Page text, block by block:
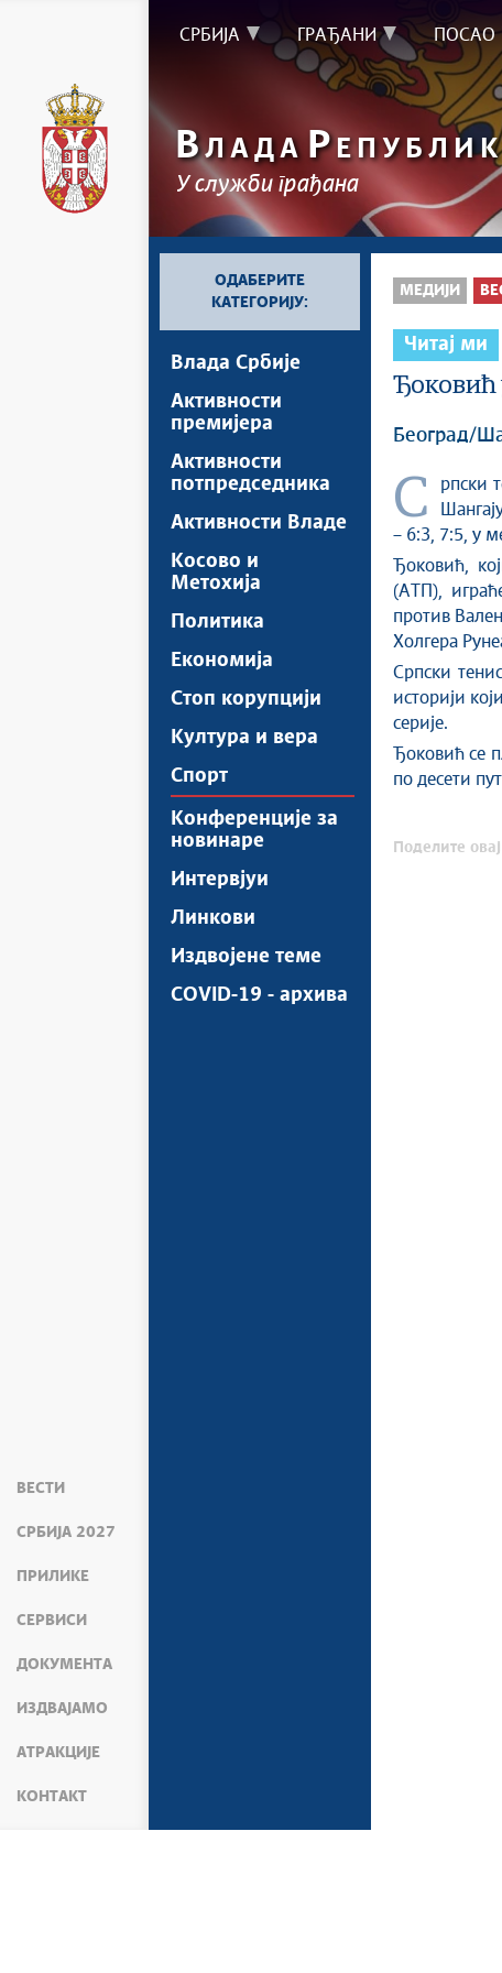
ВЕСТИ
СРБИЈА 2027
ПРИЛИКЕ
СЕРВИСИ
ДОКУМЕНТА
ИЗДВАЈАМО
АТРАКЦИЈЕ
КОНТАКТ
СРБИЈА ГРАЂАНИ ПОСАО
ВЛАДА Р
У служби грађана
ОДАБЕРИТЕ
КАТЕГОРИЈУ:
Влада Србије
Активности
премијера
Активности
потпредседника
Активности Владе
Косово и
Метохија
Политика
Економија
Стоп корупцији
Култура и вера
Спорт
Конференције за
новинаре
Интервјуи
Линкови
Издвојене теме
COVID-19 - архива
МЕДИЈИ
Читај ми
Ђоковић
Београд/
Српски тенисер Новак Ђоковић пласирао се у полуфинале мастерса у
– 6:3, 7:5, у
Ђоковић,
(АТП),
против
Холгера
Српски
историји
серије.
Ђоковић се
по десети
Поделите овај